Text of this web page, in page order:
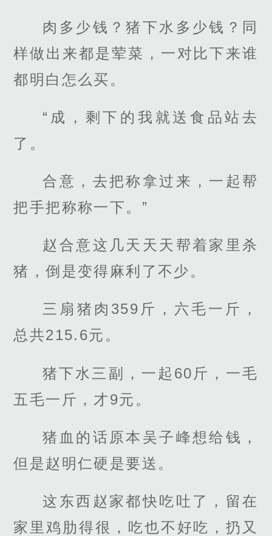
肉多少钱？猪下水多少钱？同
样做出来都是荤菜，一对比下来谁
都明白怎么买。
“成，剩下的我就送食品站去
了。
合意，去把称拿过来，一起帮
把手把称称一下。”
赵合意这几天天天帮着家里杀
猪，倒是变得麻利了不少。
三扇猪肉359斤，六毛一斤，
总共215.6元。
猪下水三副，一起60斤，一毛
五毛一斤，才9元。
猪血的话原本吴子峰想给钱，
但是赵明仁硬是要送。
这东西赵家都快吃吐了，留在
家里鸡肋得很，吃也不好吃，扔又